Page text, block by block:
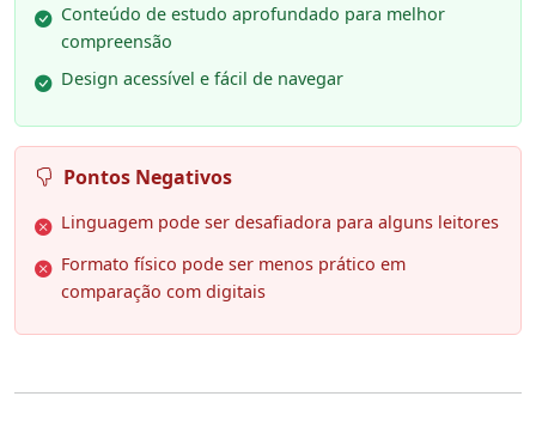
Conteúdo de estudo aprofundado para melhor
compreensão
Design acessível e fácil de navegar
Pontos Negativos
Linguagem pode ser desafiadora para alguns leitores
Formato físico pode ser menos prático em
comparação com digitais